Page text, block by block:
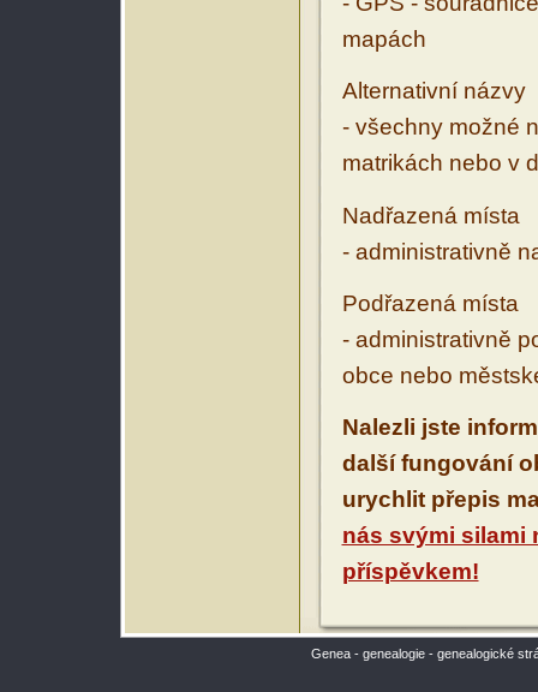
mapách
Alternativní názvy
- všechny možné
matrikách nebo v
Nadřazená místa
- administrativně
Podřazená místa
- administrativně
obce nebo
Nalezli jste
další fungování
urychlit přepis
nás svými silami
příspěvkem!
Genea - genealogie - genealogické